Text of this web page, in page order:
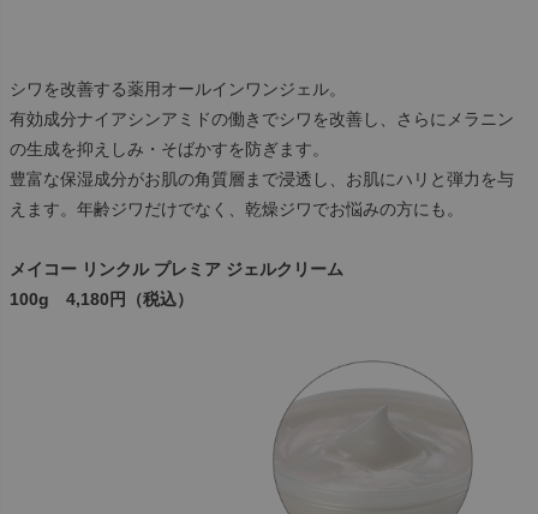
シワを改善する薬用オールインワンジェル。
有効成分ナイアシンアミドの働きでシワを改善し、さらにメラニン
の生成を抑えしみ・そばかすを防ぎます。
豊富な保湿成分がお肌の角質層まで浸透し、お肌にハリと弾力を与
えます。年齢ジワだけでなく、乾燥ジワでお悩みの方にも。
メイコー リンクル プレミア ジェルクリーム
100g 4,180円（税込）